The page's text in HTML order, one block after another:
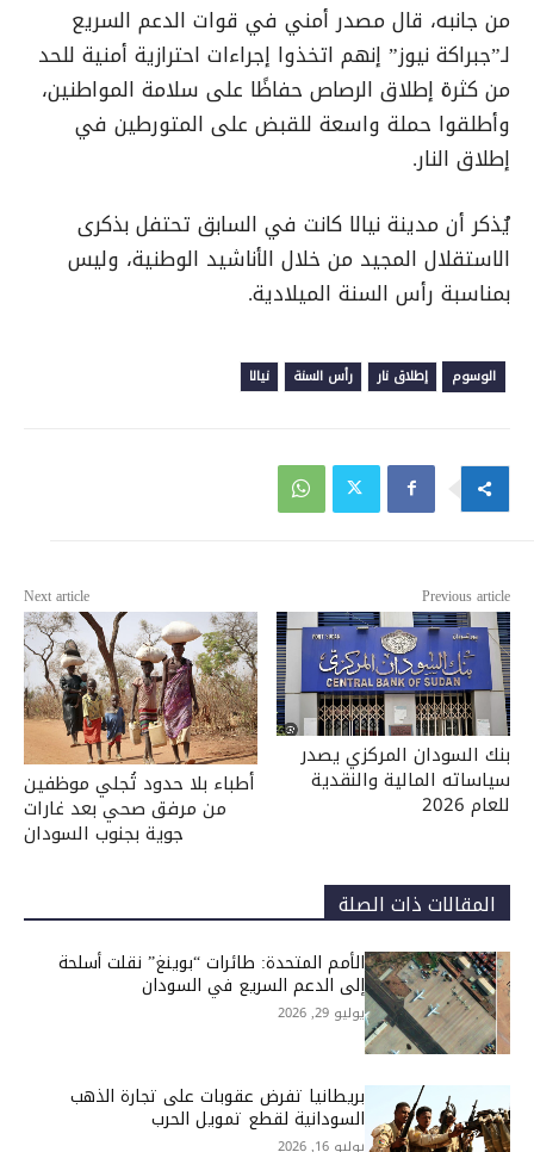
من جانبه، قال مصدر أمني في قوات الدعم السريع
لـ”جبراكة نيوز” إنهم اتخذوا إجراءات احترازية أمنية للحد
من كثرة إطلاق الرصاص حفاظًا على سلامة المواطنين،
وأطلقوا حملة واسعة للقبض على المتورطين في
إطلاق النار.
يُذكر أن مدينة نيالا كانت في السابق تحتفل بذكرى
الاستقلال المجيد من خلال الأناشيد الوطنية، وليس
بمناسبة رأس السنة الميلادية.
الوسوم إطلاق نار رأس السنة نيالا
Previous article
بنك السودان المركزي يصدر
سياساته المالية والنقدية
للعام 2026
Next article
أطباء بلا حدود تُجلي موظفين
من مرفق صحي بعد غارات
جوية بجنوب السودان
المقالات ذات الصلة
الأمم المتحدة: طائرات “بوينغ” نقلت أسلحة
إلى الدعم السريع في السودان
يوليو 29, 2026
بريطانيا تفرض عقوبات على تجارة الذهب
السودانية لقطع تمويل الحرب
يوليو 16, 2026